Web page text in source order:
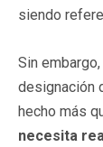
siendo
Sin
designación
hecho más
necesita